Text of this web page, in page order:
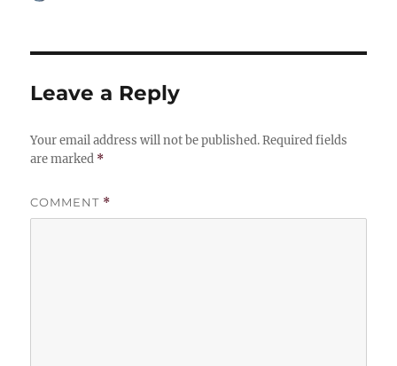
Leave a Reply
Your email address will not be published. Required fields
are marked *
COMMENT *